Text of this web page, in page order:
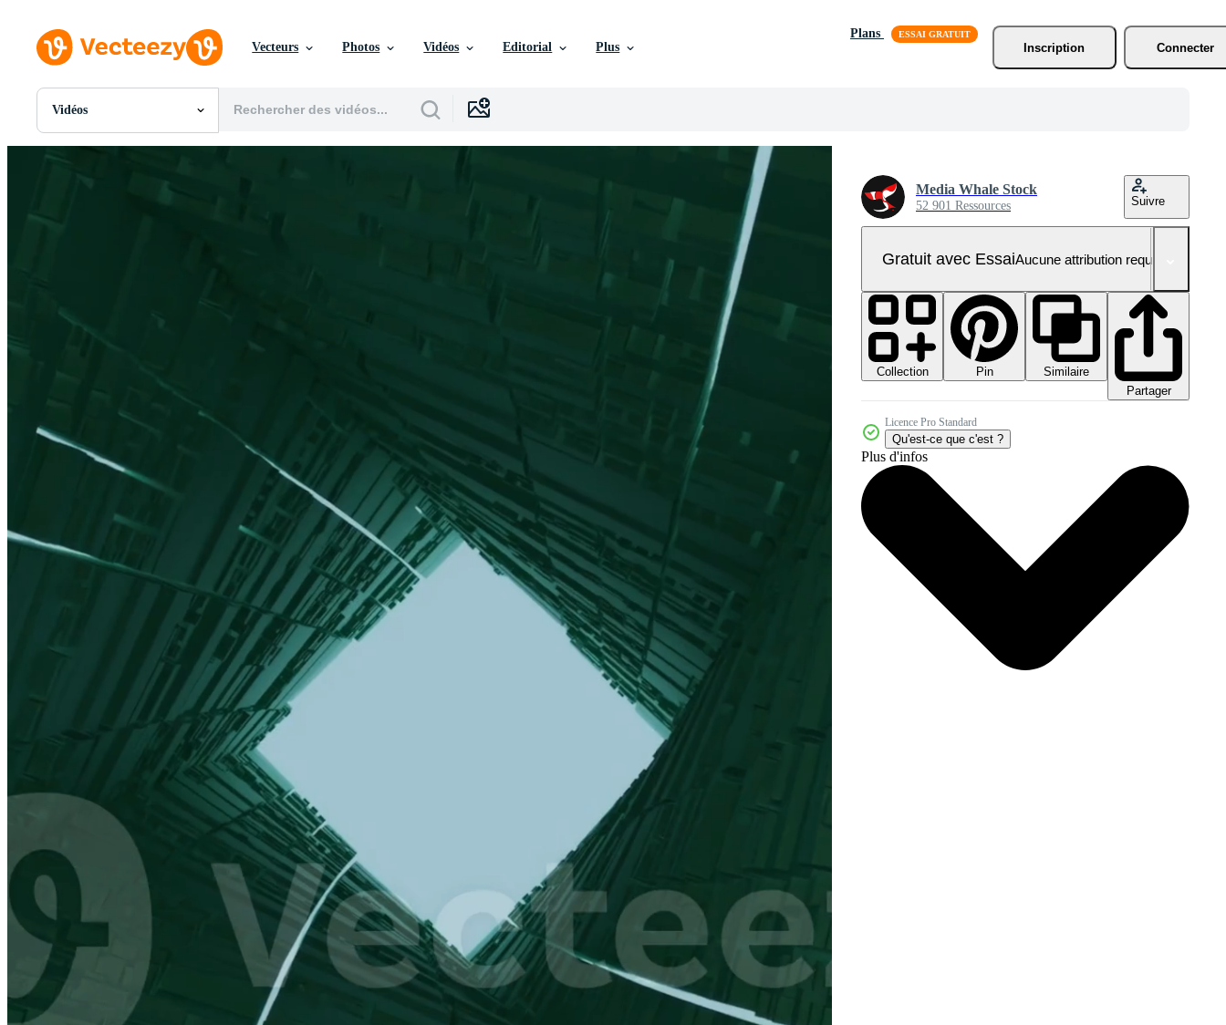
Vecteurs Photos Vidéos Editorial Plus
Plans
Inscription
Connecter
Vidéos
Toutes Images
Media Whale Stock
52 901 Ressources Suivre
Gratuit avec EssaiAucune attribution requise
Collection Pin
Similaire
Partager
Licence Pro Standard
Qu'est-ce que c'est ?
Plus d'infos